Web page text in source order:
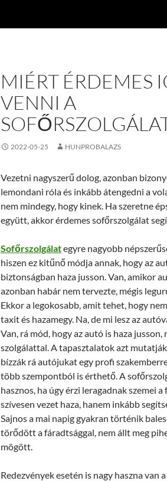
MIÉRT ÉRDEMES
VENNI A
2022-05-25 HUNPROBALAZS
Vezetni nagyszerű dolog, azonban
lemondani róla és inkább átengedni a
nem mindegy, hogy kinek. Ha szeretne
együtt, akkor érdemes sofőrszolgálat
Sofőrszolgálategyre nagyobb
hiszen ez kitűnő módja annak, hogy az
biztonságban haza jusson. Van, amikor
azonban habár nem tervezte, mégis
Ekkor a legokosabb, amit tehet, hogy
taxit és hazamegy. Na, de mi lesz az
Van, rá mód, hogy az autó is haza jusson,
szolgálattal. A tapasztalatok azt
bízzák rá autójukat egy profi
több szempontból is érthető. A
hasznos, ha úgy érzi leragadnak szemei
szívesen vezet haza, hanem inkább
Sajnos a mai napig gyakran történik
törődött a fáradtsággal, nem állt meg
mögött.
Redezvények esetén is nagy haszna van